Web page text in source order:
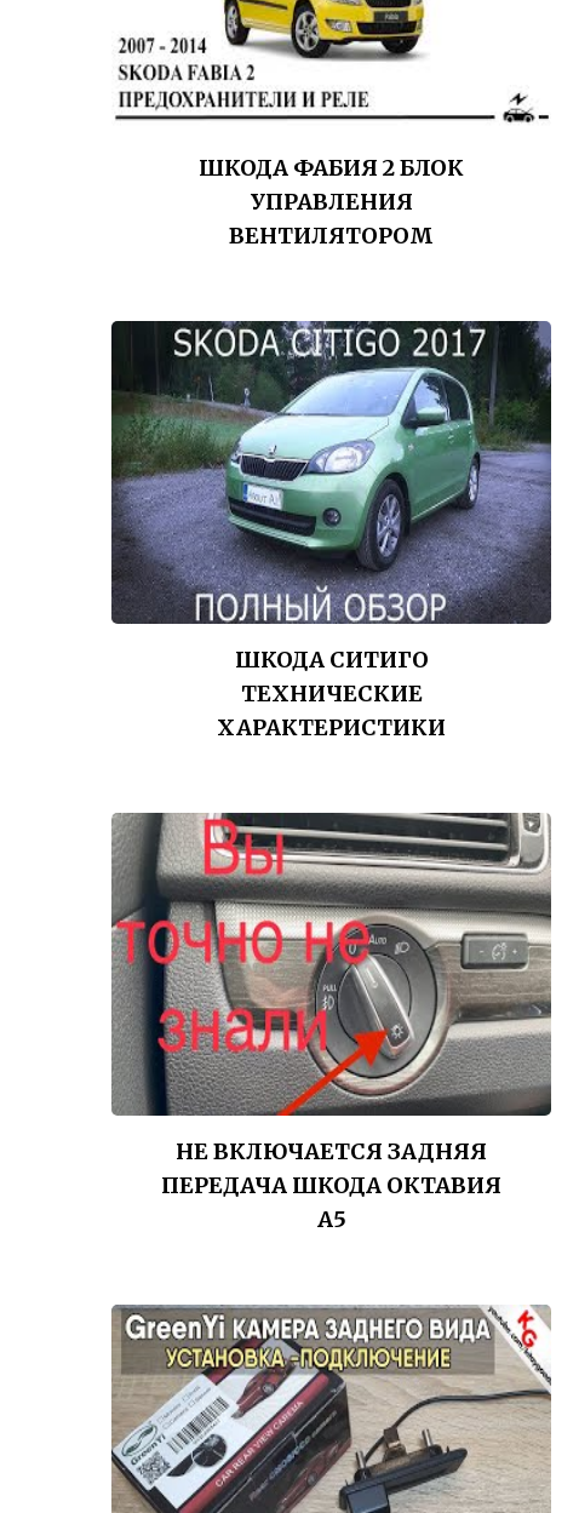
ШКОДА ФАБИЯ 2 БЛОК
УПРАВЛЕНИЯ
ВЕНТИЛЯТОРОМ
ШКОДА СИТИГО
ТЕХНИЧЕСКИЕ
ХАРАКТЕРИСТИКИ
НЕ ВКЛЮЧАЕТСЯ ЗАДНЯЯ
ПЕРЕДАЧА ШКОДА ОКТАВИЯ
А5